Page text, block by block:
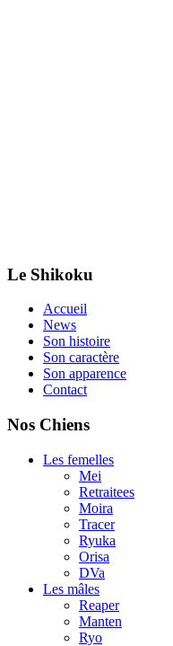
Le Shikoku
Accueil
News
Son histoire
Son caractère
Son apparence
Contact
Nos Chiens
Les femelles
Mei
Retraitees
Moira
Tracer
Ryuka
Orisa
DVa
Les mâles
Reaper
Manten
Ryo